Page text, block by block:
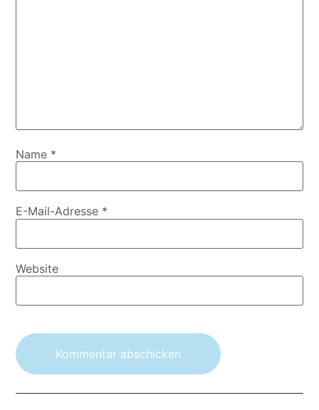
Name *
E-Mail-Adresse *
Website